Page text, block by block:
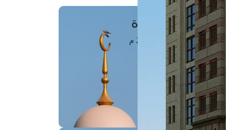
مَواقِيتُ الصَّـــلاة
القاهرة · 06 أغسطس 2026 م
الفجر
الشروق
6 :17
الظهر
1 : 1